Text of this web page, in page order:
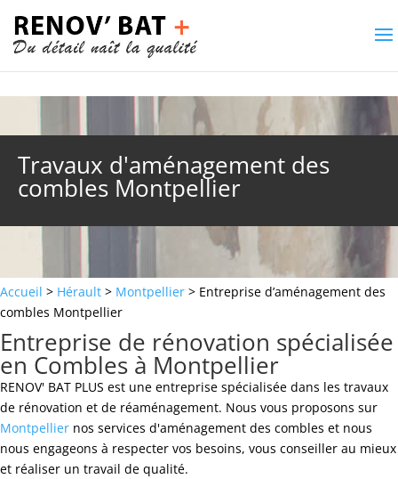
Travaux d'aménagement des
combles Montpellier
Accueil > Hérault > Montpellier > Entreprise d’aménagement des
combles Montpellier
Entreprise de rénovation spécialisée
en Combles à Montpellier
RENOV' BAT PLUS est une entreprise spécialisée dans les travaux
de rénovation et de réaménagement. Nous vous proposons sur
Montpellier nos services d'aménagement des combles et nous
nous engageons à respecter vos besoins, vous conseiller au mieux
et réaliser un travail de qualité.